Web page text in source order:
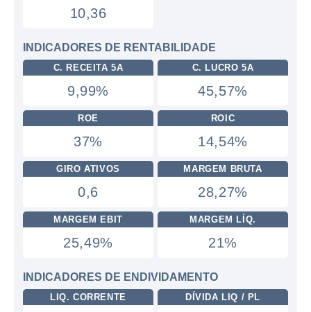
10,36
INDICADORES DE RENTABILIDADE
C. RECEITA 5A
9,99%
C. LUCRO 5A
45,57%
ROE
37%
ROIC
14,54%
GIRO ATIVOS
0,6
MARGEM BRUTA
28,27%
MARGEM EBIT
25,49%
MARGEM LÍQ.
21%
INDICADORES DE ENDIVIDAMENTO
LIQ. CORRENTE DÍVIDA LIQ / PL